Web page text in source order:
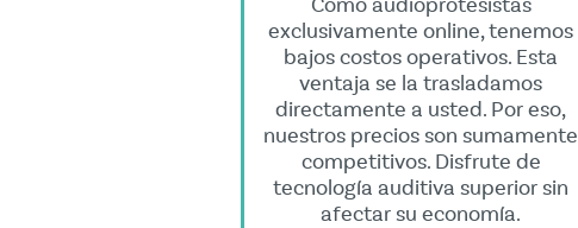
exclusivamente online, tenemos
bajos costos operativos. Esta
ventaja se la trasladamos
directamente a usted. Por eso,
nuestros precios son sumamente
competitivos. Disfrute de
tecnología auditiva superior sin
afectar su economía.